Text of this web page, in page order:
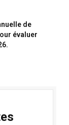
de
évaluer